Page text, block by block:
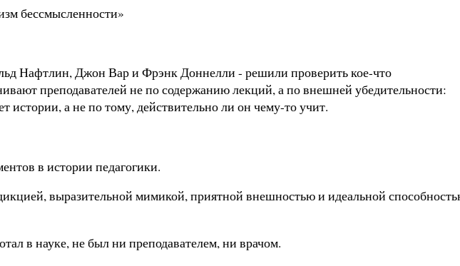
бессмысленности»
Нафтлин, Джон Вар и Фрэнк Доннелли - решили проверить кое-что
преподавателей не по содержанию лекций, а по внешней убедительности:
истории, а не по тому, действительно ли он чему-то учит.
в истории педагогики.
выразительной мимикой, приятной внешностью и идеальной
в науке, не был ни преподавателем, ни врачом.